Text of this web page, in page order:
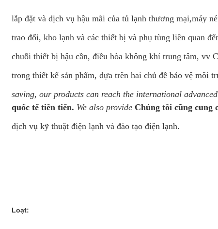
lắp đặt và dịch vụ hậu mãi của tủ lạnh thương mại,máy
trao đổi, kho lạnh và các thiết bị và phụ tùng liên quan
chuỗi thiết bị hậu cần, điều hòa không khí trung tâm, vv
trong thiết kế sản phẩm, dựa trên hai chủ đề bảo vệ môi
saving, our products can reach the international
quốc tế tiên tiến. We also provide Chúng tôi cũng cung
dịch vụ kỹ thuật điện lạnh và đào tạo điện lạnh.
Loạt: